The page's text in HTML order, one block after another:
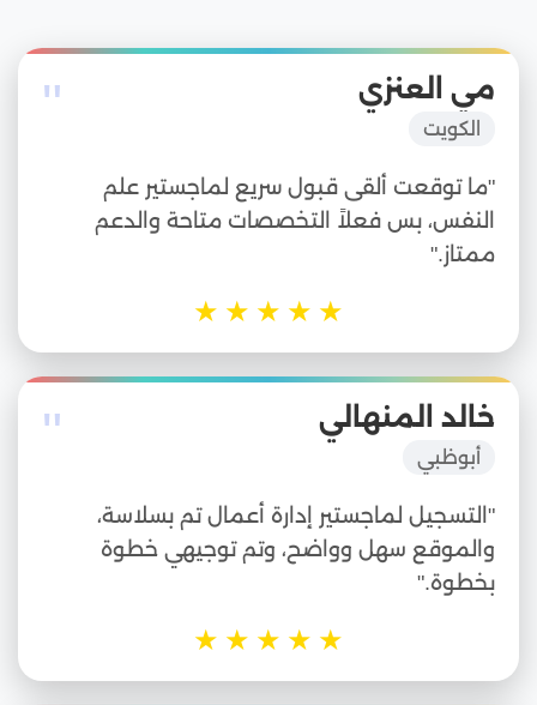
" مي العنزي
الكويت
"ما توقعت ألقى قبول سريع لماجستير علم
النفس، بس فعلاً التخصصات متاحة والدعم
ممتاز."
★
★
★
★
★
" خالد المنهالي
أبوظبي
"التسجيل لماجستير إدارة أعمال تم بسلاسة،
والموقع سهل وواضح، وتم توجيهي خطوة
بخطوة."
★
★
★
★
★